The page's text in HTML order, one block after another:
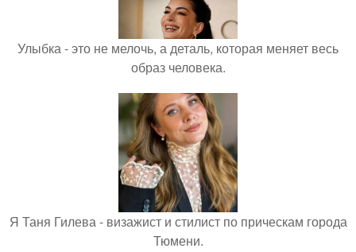
Улыбка - это не мелочь, а деталь, которая меняет весь
образ человека.
Я Таня Гилева - визажист и стилист по прическам города
Тюмени.